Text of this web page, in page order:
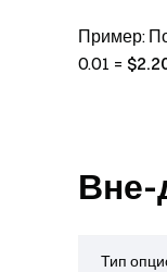
Пример:
0.01 =
Вне-
Тип